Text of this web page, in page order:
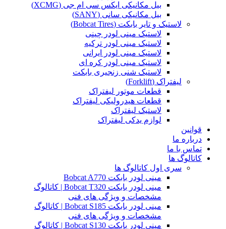
بیل مکانیکی ایکس سی ام جی (XCMG)
بیل مکانیکی سانی (SANY)
لاستیک و تایر بابکت (Bobcat Tires)
لاستیک مینی لودر چینی
لاستیک مینی لودر ترکیه
لاستیک مینی لودر ایرانی
لاستیک مینی لودر کره ای
لاستیک شنی زنجیری بابکت
لیفتراک (Forklift)
قطعات موتور لیفتراک
قطعات هیدرولیکی لیفتراک
لاستیک لیفتراک
لوازم یدکی لیفتراک
قوانین
درباره ما
تماس با ما
کاتالوگ ها
سری اول کاتالوگ ها
مینی لودر بابکت Bobcat A770
مینی لودر بابکت Bobcat T320 | کاتالوگ
مشخصات و ویژگی های فنی
مینی لودر بابکت Bobcat S185 | کاتالوگ
مشخصات و ویژگی های فنی
مینی لودر بابکت Bobcat S130 | کاتالوگ